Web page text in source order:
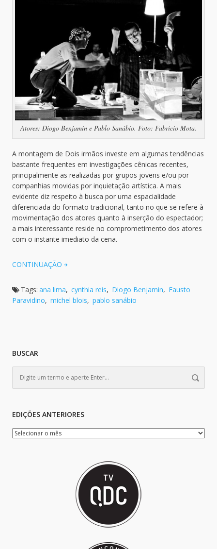
Atores: Diogo Benjamin e Pablo Sanábio. Foto: Fabricio Mota.
A montagem de Dois irmãos investe em algumas tendências
bastante frequentes em investigações cênicas recentes,
principalmente as realizadas por grupos jovens e/ou por
companhias movidas por inquietação artística. A mais
evidente diz respeito à busca por uma espacialidade
diferenciada do formato tradicional, tanto no que se refere à
movimentação dos atores quanto à inserção do espectador;
a mais interessante reside no comprometimento dos atores
com o instante imediato da cena.
CONTINUAÇÃO
Tags: ana lima, cynthia reis, Diogo Benjamin, Fausto
Paravidino, michel blois, pablo sanábio
BUSCAR
EDIÇÕES ANTERIORES